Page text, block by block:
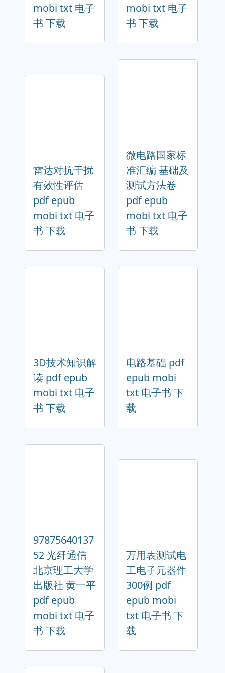
mobi txt 电子
书 下载
mobi txt 电子
书 下载
雷达对抗干扰
有效性评估
pdf epub
mobi txt 电子
书 下载
微电路国家标
准汇编 基础及
测试方法卷
pdf epub
mobi txt 电子
书 下载
3D技术知识解
读 pdf epub
mobi txt 电子
书 下载
电路基础 pdf
epub mobi
txt 电子书 下
载
97875640137
52 光纤通信
北京理工大学
出版社 黄一平
pdf epub
mobi txt 电子
书 下载
万用表测试电
工电子元器件
300例 pdf
epub mobi
txt 电子书 下
载